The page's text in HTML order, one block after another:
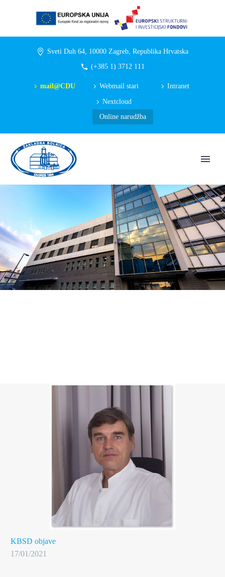
Sveti Duh 64, 10000 Zagreb, Republika Hrvatska
(+385 1) 3712 111
mail@CDU Webmail stari Intranet
Nextcloud
Online narudžba
KBSD objave
17/01/2021